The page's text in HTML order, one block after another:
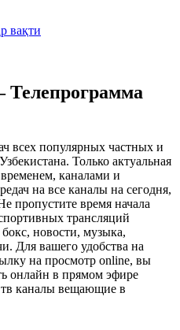
вақти
всех популярных частных и
Только актуальная
каналами и
на все каналы на сегодня,
пропустите время начала
трансляций
новости, музыка,
Для вашего удобства на
на просмотр online, вы
онлайн в прямом эфире
каналы вещающие в